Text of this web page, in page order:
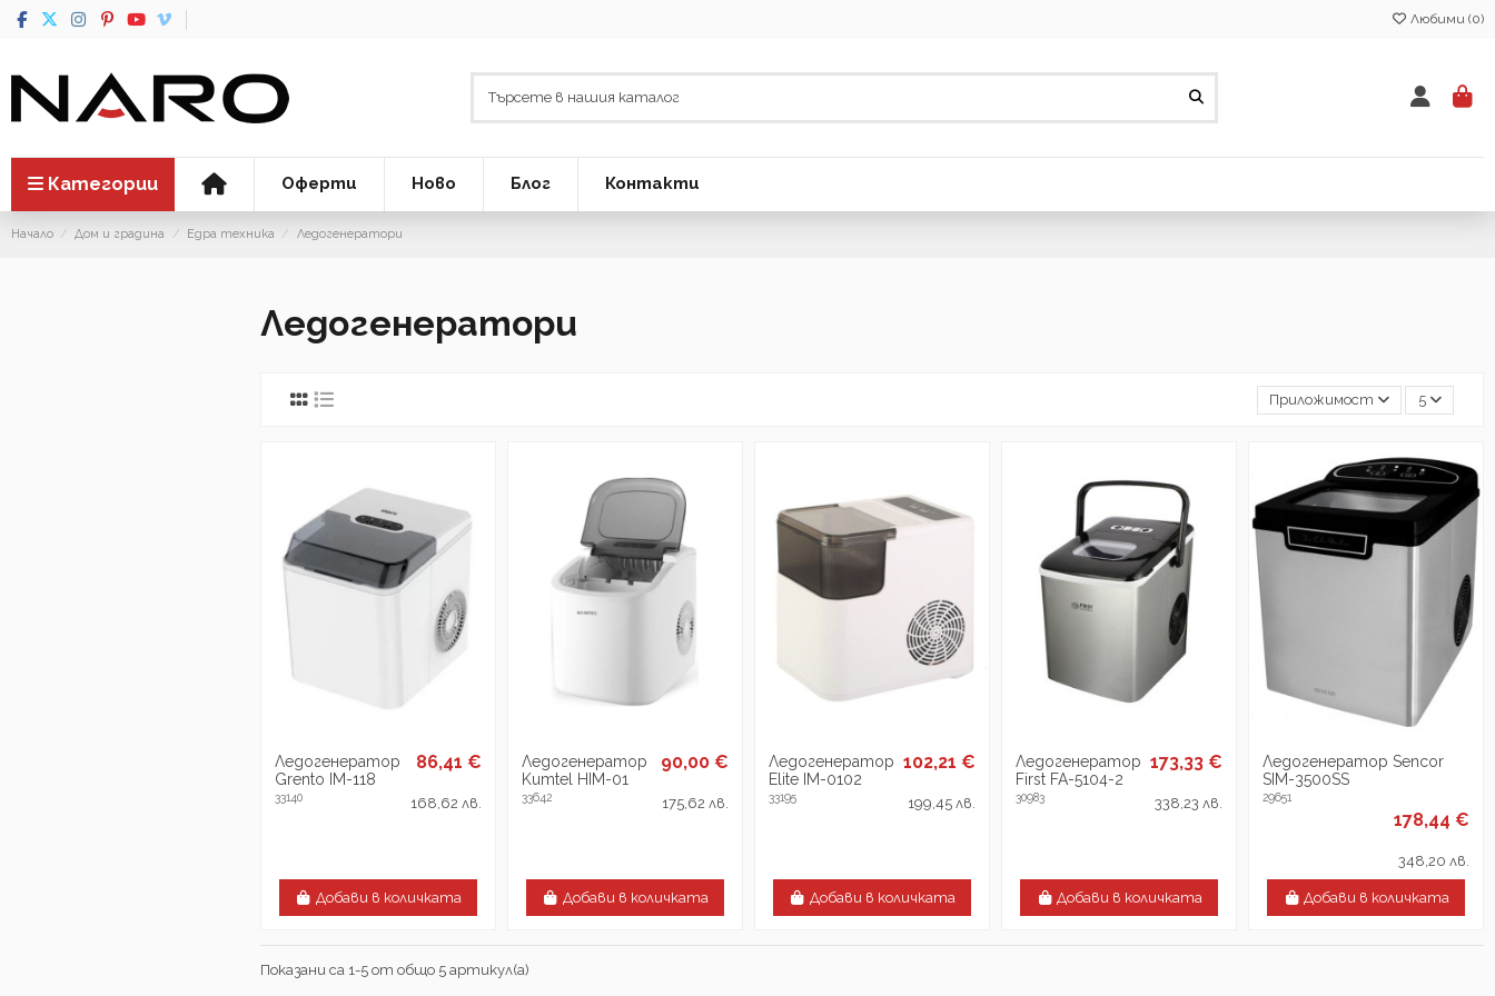
Любими (0)
Категории Оферти Ново Блог Контакти
Начало Дом и градина Едра техника Ледогенератори
Ледогенератори
Приложимост 5
Ледогенератор
Grento IM-118
33140
86,41 €
168,62 лв.
Добави в количката
Ледогенератор
Kumtel HIM-01
33642
90,00 €
175,62 лв.
Добави в количката
Ледогенератор
Elite IM-0102
33195
102,21 €
199,45 лв.
Добави в количката
Ледогенератор
First FA-5104-2
30983
173,33 €
338,23 лв.
Добави в количката
Ледогенератор Sencor
SIM-3500SS
29651
178,44 €
348,20 лв.
Добави в количката
Показани са 1-5 от общо 5 артикул(а)